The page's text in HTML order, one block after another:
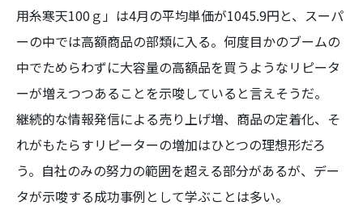
用糸寒天100ｇ」は4月の平均単価が1045.9円と、スーパ
ーの中では高額商品の部類に入る。何度目かのブームの
中でためらわずに大容量の高額品を買うようなリピータ
ーが増えつつあることを示唆していると言えそうだ。
継続的な情報発信による売り上げ増、商品の定着化、そ
れがもたらすリピーターの増加はひとつの理想形だろ
う。自社のみの努力の範囲を超える部分があるが、デー
タが示唆する成功事例として学ぶことは多い。